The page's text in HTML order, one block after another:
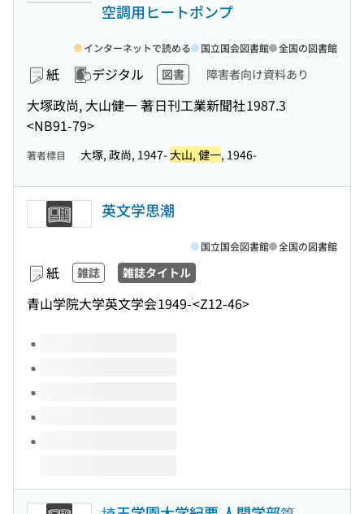
空調用ヒートポンプ
紙 デジタル 図書 障害者向け資料あり
大塚政尚, 大山健一 著日刊工業新聞社1987.3
<NB91-79>
インターネットで読める 国立国会図書館 全国の図書館
著者標目 大塚, 政尚, 1947- 大山, 健一, 1946-
英文学思潮
紙 雑誌 雑誌タイトル
青山学院大学英文学会1949-<Z12-46>
国立国会図書館 全国の図書館
このタイトルの巻号